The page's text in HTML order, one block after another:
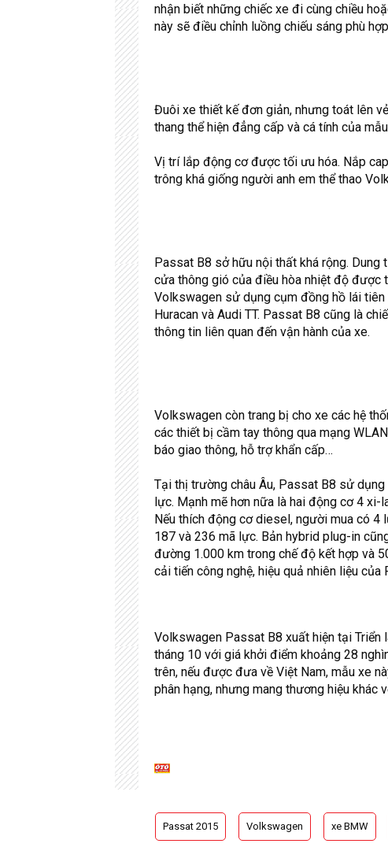
nhận biết những chiếc xe đi cùng chiều
này sẽ điều chỉnh luồng chiếu sáng phù
Đuôi xe thiết kế đơn giản, nhưng toát lên
thang thể hiện đẳng cấp và cá tính của
Vị trí lắp động cơ được tối ưu hóa. Nắp
trông khá giống người anh em thể thao
Passat B8 sở hữu nội thất khá rộng.
cửa thông gió của điều hòa nhiệt độ được
Volkswagen sử dụng cụm đồng hồ lái
Huracan và Audi TT. Passat B8 cũng là
thông tin liên quan đến vận hành của xe.
Volkswagen còn trang bị cho xe các hệ
các thiết bị cầm tay thông qua mạng
báo giao thông, hỗ trợ khẩn cấp…
Tại thị trường châu Âu, Passat B8 sử
lực. Mạnh mẽ hơn nữa là hai động cơ 4
Nếu thích động cơ diesel, người mua có 4
187 và 236 mã lực. Bản hybrid plug-in
đường 1.000 km trong chế độ kết hợp và
cải tiến công nghệ, hiệu quả nhiên liệu
Volkswagen Passat B8 xuất hiện tại
tháng 10 với giá khởi điểm khoảng 28
trên, nếu được đưa về Việt Nam, mẫu xe
phân hạng, nhưng mang thương hiệu khác
Passat 2015 Volkswagen xe BMW